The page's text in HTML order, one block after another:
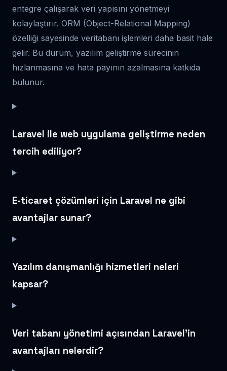
entegre çalışarak veri yapısını yönetmeyi
kolaylaştırır. ORM (Object-Relational Mapping)
özelliği sayesinde veritabanı işlemleri daha basit hale
gelir. Bu durum, yazılım geliştirme sürecinin
hızlanmasına ve hata payının azalmasına katkıda
bulunur.
Laravel ile web uygulama geliştirme neden
tercih ediliyor?
E-ticaret çözümleri için Laravel ne gibi
avantajlar sunar?
Yazılım danışmanlığı hizmetleri neleri
kapsar?
Veri tabanı yönetimi açısından Laravel’in
avantajları nelerdir?